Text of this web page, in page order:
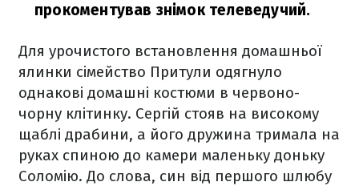
прокоментував знімок телеведучий.
Для урочистого встановлення домашньої
ялинки сімейство Притули одягнуло
однакові домашні костюми в червоно-
чорну клітинку. Сергій стояв на високому
щаблі драбини, а його дружина тримала на
руках спиною до камери маленьку доньку
Соломію. До слова, син від першого шлюбу